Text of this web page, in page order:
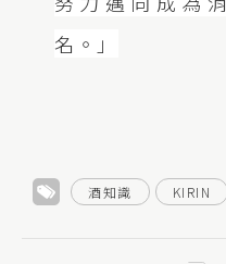
名。」
酒知識 KIRIN